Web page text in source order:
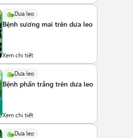
Dưa leo
Bệnh sương mai trên dưa leo
Xem chi tiết
Dưa leo
Bệnh phấn trắng trên dưa leo
Xem chi tiết
Dưa leo